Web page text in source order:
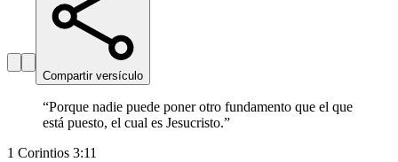
Compartir versículo
“Porque nadie puede poner otro fundamento que el que
está puesto, el cual es Jesucristo.”
1 Corintios 3:11